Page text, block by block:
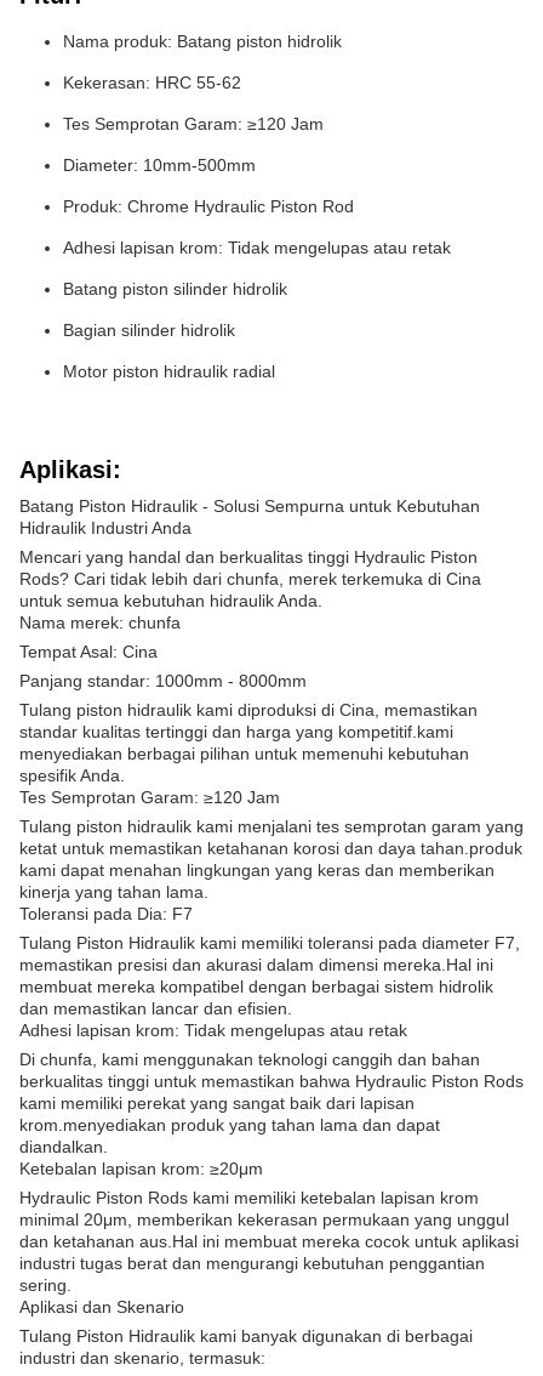
Nama produk: Batang piston hidrolik
Kekerasan: HRC 55-62
Tes Semprotan Garam: ≥120 Jam
Diameter: 10mm-500mm
Produk: Chrome Hydraulic Piston Rod
Adhesi lapisan krom: Tidak mengelupas atau retak
Batang piston silinder hidrolik
Bagian silinder hidrolik
Motor piston hidraulik radial
Aplikasi:
Batang Piston Hidraulik - Solusi Sempurna untuk Kebutuhan
Hidraulik Industri Anda
Mencari yang handal dan berkualitas tinggi Hydraulic Piston
Rods? Cari tidak lebih dari chunfa, merek terkemuka di Cina
untuk semua kebutuhan hidraulik Anda.
Nama merek: chunfa
Tempat Asal: Cina
Panjang standar: 1000mm - 8000mm
Tulang piston hidraulik kami diproduksi di Cina, memastikan
standar kualitas tertinggi dan harga yang kompetitif.kami
menyediakan berbagai pilihan untuk memenuhi kebutuhan
spesifik Anda.
Tes Semprotan Garam: ≥120 Jam
Tulang piston hidraulik kami menjalani tes semprotan garam yang
ketat untuk memastikan ketahanan korosi dan daya tahan.produk
kami dapat menahan lingkungan yang keras dan memberikan
kinerja yang tahan lama.
Toleransi pada Dia: F7
Tulang Piston Hidraulik kami memiliki toleransi pada diameter F7,
memastikan presisi dan akurasi dalam dimensi mereka.Hal ini
membuat mereka kompatibel dengan berbagai sistem hidrolik
dan memastikan lancar dan efisien.
Adhesi lapisan krom: Tidak mengelupas atau retak
Di chunfa, kami menggunakan teknologi canggih dan bahan
berkualitas tinggi untuk memastikan bahwa Hydraulic Piston Rods
kami memiliki perekat yang sangat baik dari lapisan
krom.menyediakan produk yang tahan lama dan dapat
diandalkan.
Ketebalan lapisan krom: ≥20μm
Hydraulic Piston Rods kami memiliki ketebalan lapisan krom
minimal 20μm, memberikan kekerasan permukaan yang unggul
dan ketahanan aus.Hal ini membuat mereka cocok untuk aplikasi
industri tugas berat dan mengurangi kebutuhan penggantian
sering.
Aplikasi dan Skenario
Tulang Piston Hidraulik kami banyak digunakan di berbagai
industri dan skenario, termasuk: